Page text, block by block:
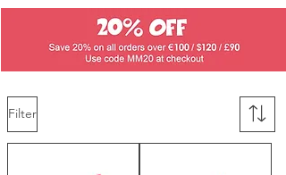
Filter